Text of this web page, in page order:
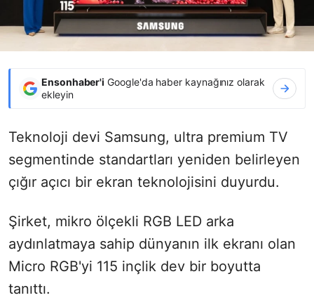
Ensonhaber'i Google'da haber kaynağınız olarak
ekleyin
Teknoloji devi Samsung, ultra premium TV
segmentinde standartları yeniden belirleyen
çığır açıcı bir ekran teknolojisini duyurdu.
Şirket, mikro ölçekli RGB LED arka
aydınlatmaya sahip dünyanın ilk ekranı olan
Micro RGB'yi 115 inçlik dev bir boyutta
tanıttı.